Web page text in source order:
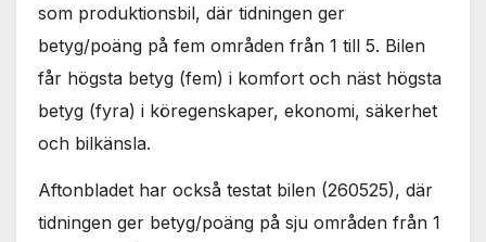
som produktionsbil, där tidningen ger
betyg/poäng på fem områden från 1 till 5. Bilen
får högsta betyg (fem) i komfort och näst högsta
betyg (fyra) i köregenskaper, ekonomi, säkerhet
och bilkänsla.
Aftonbladet har också testat bilen (260525), där
tidningen ger betyg/poäng på sju områden från 1
baserat på
hur
hemsidan
Genom att dela
med dig av dina
intressen och ditt